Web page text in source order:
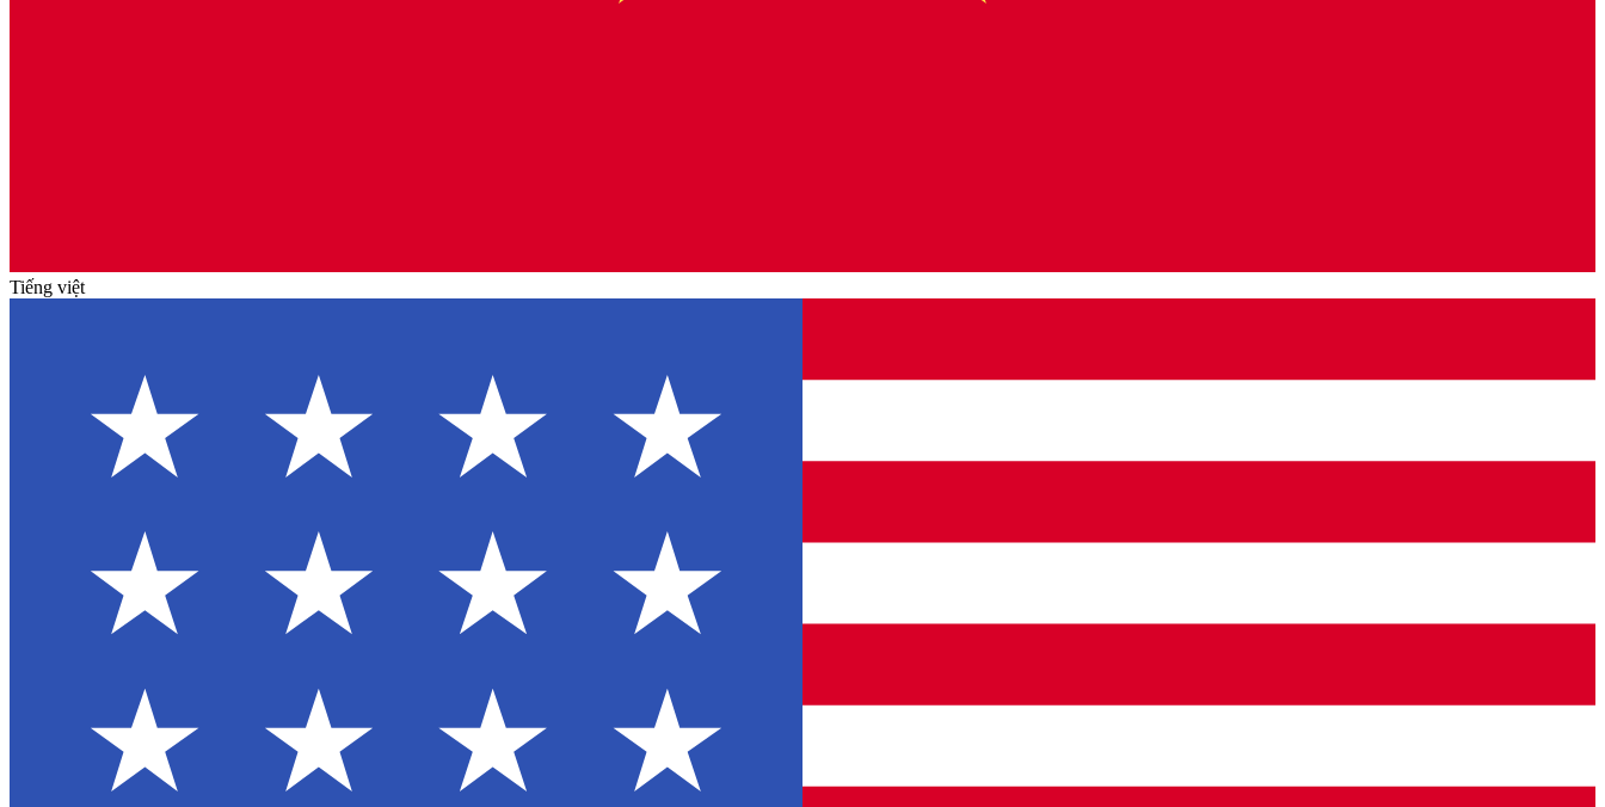
Tiếng việt